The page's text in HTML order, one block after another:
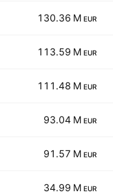
130.36 M EUR
113.59 M EUR
111.48 M EUR
93.04 M EUR
91.57 M EUR
34.99 M EUR